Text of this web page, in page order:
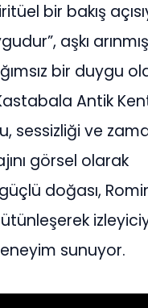
bir bakış
aşkı
bir duygu
Antik
sessizliği ve
görsel olarak
doğası,
sunuyor.